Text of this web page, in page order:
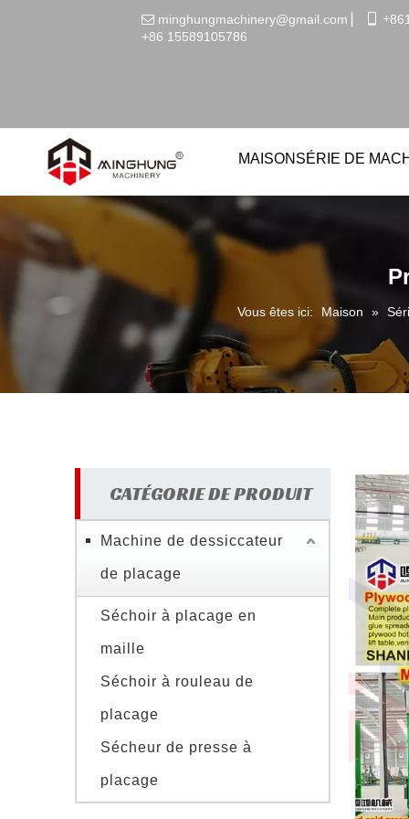
 minghungmachinery@gmail.com  +
+86 15589105786
MAISON SÉRIE DE
Vous êtes ici: Maison »
CATÉGORIE DE PRODUIT
Machine de dessiccateur
de placage
Séchoir à placage en
maille
Séchoir à rouleau de
placage
Sécheur de presse à
placage